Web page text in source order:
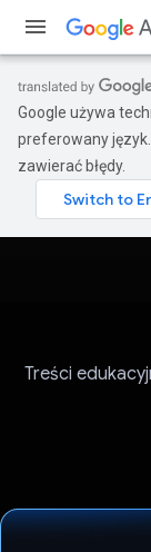
Google używa
preferowany
zawierać błędy.
Treści